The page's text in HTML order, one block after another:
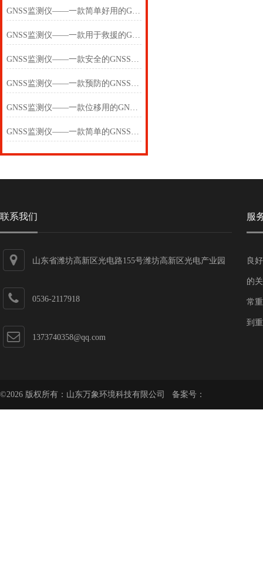
GNSS监测仪——一款简单好用的GNSS监测设备2025(万象推送)
GNSS监测仪——一款用于救援的GNSS监测设备2025(万象推送)
GNSS监测仪——一款安全的GNSS监测设备2025(万象推送)
GNSS监测仪——一款预防的GNSS监测设备2025(万象推送)
GNSS监测仪——一款位移用的GNSS监测设备2025(万象推送)
GNSS监测仪——一款简单的GNSS监测设备2025(万象推送)
联系我们
山东省潍坊高新区光电路155号潍坊高新区光电产业园
0536-2117918
1373740358@qq.com
服
良
的
常
到
©2026 版权所有：山东万象环境科技有限公司 备案号：